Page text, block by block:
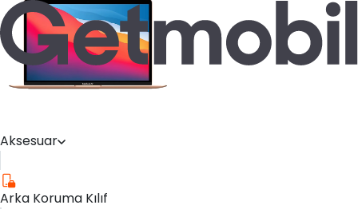
Aksesuar
Arka Koruma Kılıf